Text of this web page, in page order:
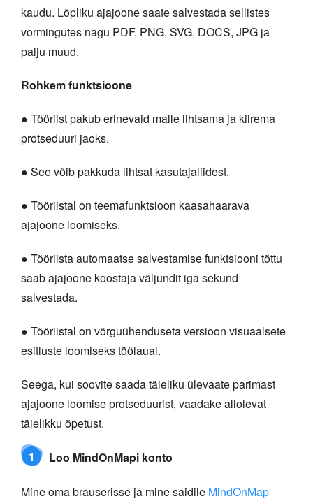
kaudu. Lõpliku ajajoone saate salvestada sellistes
vormingutes nagu PDF, PNG, SVG, DOCS, JPG ja
palju muud.
Rohkem funktsioone
● Tööriist pakub erinevaid malle lihtsama ja kiirema
protseduuri jaoks.
● See võib pakkuda lihtsat kasutajaliidest.
● Tööriistal on teemafunktsioon kaasahaarava
ajajoone loomiseks.
● Tööriista automaatse salvestamise funktsiooni tõttu
saab ajajoone koostaja väljundit iga sekund
salvestada.
● Tööriistal on võrguühenduseta versioon visuaalsete
esitluste loomiseks töölaual.
Seega, kui soovite saada täieliku ülevaate parimast
ajajoone loomise protseduurist, vaadake allolevat
täielikku õpetust.
1 Loo MindOnMapi konto
Mine oma brauserisse ja mine saidile MindOnMap